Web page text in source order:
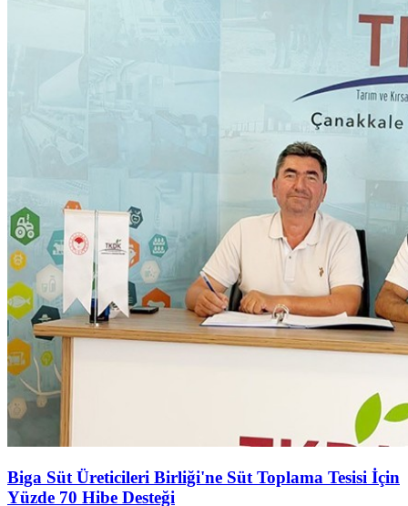
Biga Süt Üreticileri Birliği'ne Süt Toplama Tesisi İçin
Yüzde 70 Hibe Desteği